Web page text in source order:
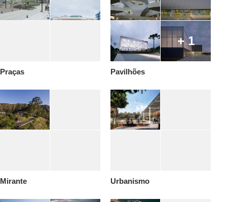
Praças
+ 1
Pavilhões
Mirante Urbanismo